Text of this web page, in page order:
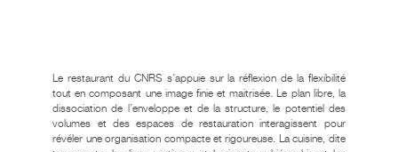
Le restaurant du CNRS s’appuie sur la réflexion de la flexibilité
tout en composant une image finie et maitrisée. Le plan libre, la
dissociation de l’enveloppe et de la structure, le potentiel des
volumes et des espaces de restauration interagissent pour
révéler une organisation compacte et rigoureuse. La cuisine, dite
–
PAILLET